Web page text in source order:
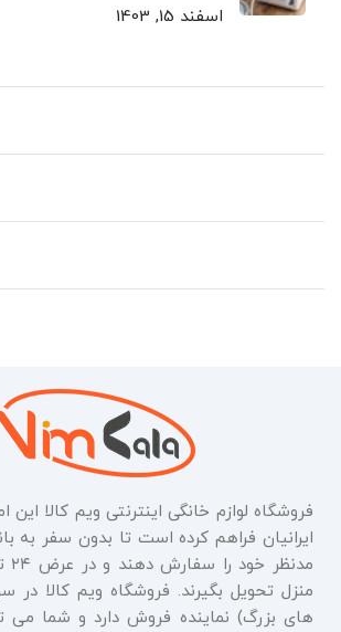
اسفند 15, 1403
فروشگاه لوازم خانگی اینترنتی ویم کالا این
ایرانیان فراهم کرده است تا بدون سفر به
منزل تحویل بگیرند. فروشگاه ویم کالا در
های بزرگ) نماینده فروش دارد و شما می